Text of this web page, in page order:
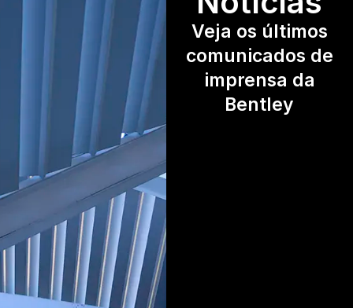
Veja os últimos
comunicados de
imprensa da
Bentley